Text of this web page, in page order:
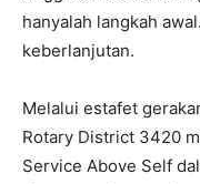
hanyalah langkah
keberlanjutan.
Melalui estafet
Rotary District 3420
Service Above Self